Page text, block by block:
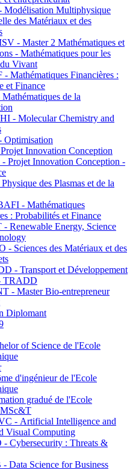
Modélisation Multiphysique
des Matériaux et des
- Master 2 Mathématiques et
- Mathématiques pour les
Vivant
Mathématiques Financières :
et Finance
de la
- Molecular Chemistry and
Optimisation
Innovation Conception
Projet Innovation Conception -
des Plasmas et de la
- Mathématiques
: Probabilités et Finance
Renewable Energy, Science
- Sciences des Matériaux et des
- Transport et Développement
TRADD
- Master Bio-entrepreneur
Diplomant
of Science de l'Ecole
d'ingénieur de l'Ecole
gradué de l'Ecole
- Artificial Intelligence and
Visual Computing
Cybersecurity : Threats &
Data Science for Business